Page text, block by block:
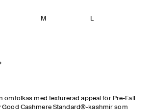
M L
omtolkas med texturerad appeal för Pre-Fall
Good Cashmere Standard®-kashmir som